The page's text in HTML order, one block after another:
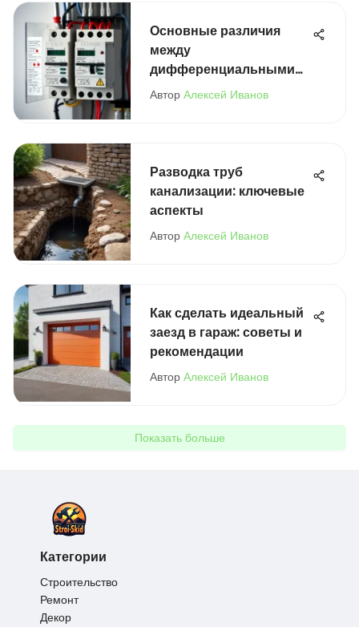
Основные различия
между
дифференциальными
автоматами и УЗО
Автор Алексей Иванов
Разводка труб
канализации: ключевые
аспекты
Автор Алексей Иванов
Как сделать идеальный
заезд в гараж: советы и
рекомендации
Автор Алексей Иванов
Показать больше
Категории
Строительство
Ремонт
Декор